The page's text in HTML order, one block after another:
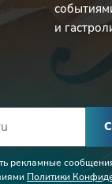
и
рекламные
Политики